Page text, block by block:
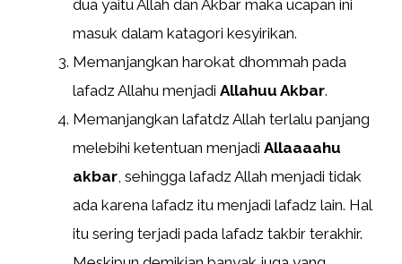
dua yaitu Allah dan Akbar maka ucapan ini
masuk dalam katagori kesyirikan.
Memanjangkan harokat dhommah pada
lafadz Allahu menjadi Allahuu Akbar.
Memanjangkan lafatdz Allah terlalu panjang
melebihi ketentuan menjadi Allaaaahu
akbar , sehingga lafadz Allah menjadi tidak
ada karena lafadz itu menjadi lafadz lain. Hal
itu sering terjadi pada lafadz takbir terakhir.